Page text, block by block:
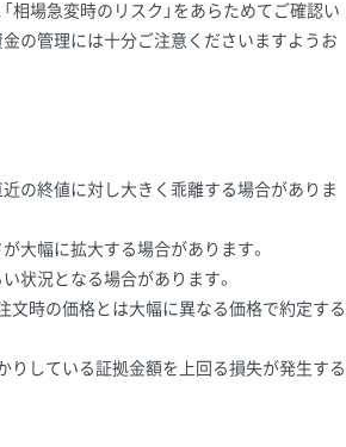
相場急変時のリスク」をあらためてご確認い
金の管理には十分ご注意くださいますようお
近の終値に対し大きく乖離する場合がありま
大幅に拡大する場合があります。
状況となる場合があります。
文時の価格とは大幅に異なる価格で約定する
りしている証拠金額を上回る損失が発生する